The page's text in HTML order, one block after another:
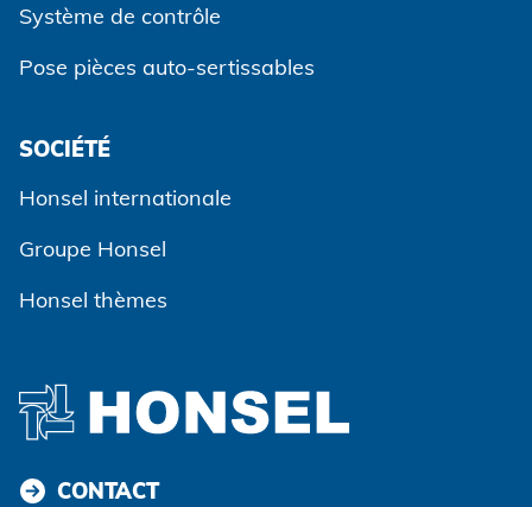
Système de contrôle
Pose pièces auto-sertissables
SOCIÉTÉ
Honsel internationale
Groupe Honsel
Honsel thèmes
CONTACT